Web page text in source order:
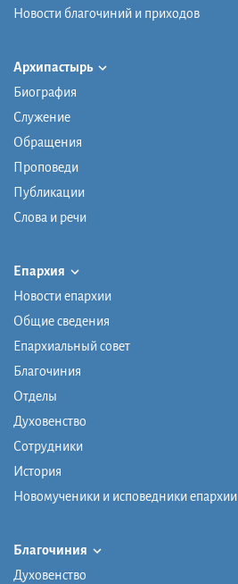
Новости благочиний и приходов
Архипастырь
Биография
Служение
Обращения
Проповеди
Публикации
Слова и речи
Епархия
Новости епархии
Общие сведения
Епархиальный совет
Благочиния
Отделы
Духовенство
Сотрудники
История
Новомученики и исповедники епархии
Благочиния
Духовенство